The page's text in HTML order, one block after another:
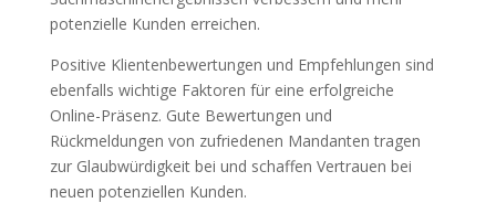
potenzielle Kunden erreichen.
Positive Klientenbewertungen und Empfehlungen sind
ebenfalls wichtige Faktoren für eine erfolgreiche
Online-Präsenz. Gute Bewertungen und
Rückmeldungen von zufriedenen Mandanten tragen
zur Glaubwürdigkeit bei und schaffen Vertrauen bei
neuen potenziellen Kunden.